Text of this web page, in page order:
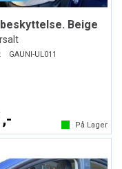
Beige
GAUNI-UL011
På Lager